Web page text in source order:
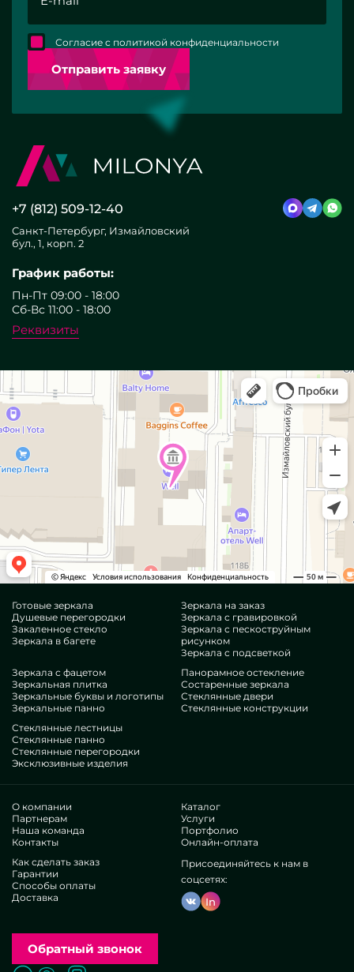
Отправить заявку
Согласие с политикой конфиденциальности
+7 (812) 509-12-40
Санкт-Петербург, Измайловский
бул., 1, корп. 2
График работы:
Пн-Пт 09:00 - 18:00
Сб-Вс 11:00 - 18:00
Реквизиты
Готовые зеркала
Душевые перегородки
Закаленное стекло
Зеркала в багете
Зеркала на заказ
Зеркала с гравировкой
Зеркала с пескоструйным
рисунком
Зеркала с подсветкой
Зеркала с фацетом
Зеркальная плитка
Зеркальные буквы и логотипы
Зеркальные панно
Панорамное остекление
Состаренные зеркала
Стеклянные двери
Стеклянные конструкции
Стеклянные лестницы
Стеклянные панно
Стеклянные перегородки
Эксклюзивные изделия
О компании
Партнерам
Наша команда
Контакты
Каталог
Услуги
Портфолио
Онлайн-оплата
Как сделать заказ
Гарантии
Способы оплаты
Доставка
Присоединяйтесь к нам в
соцсетях:
In
Обратный звонок